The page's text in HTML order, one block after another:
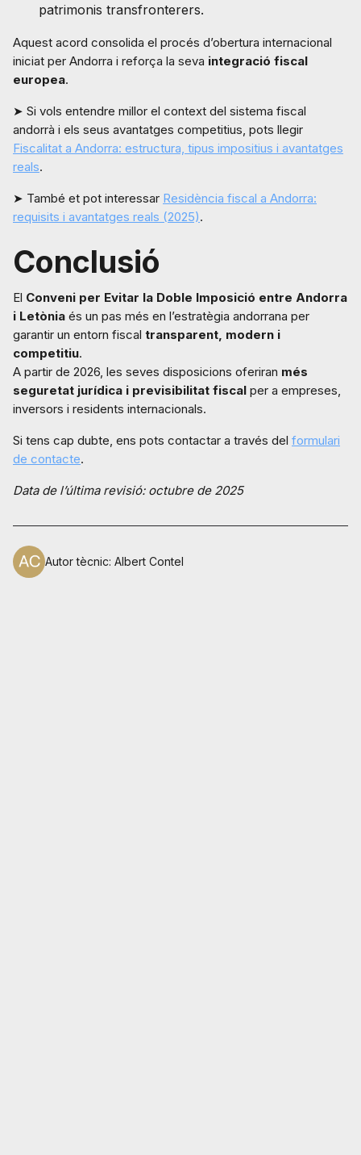
patrimonis transfronterers.
Aquest acord consolida el procés d’obertura internacional
iniciat per Andorra i reforça la seva integració fiscal
europea.
➤ Si vols entendre millor el context del sistema fiscal
andorrà i els seus avantatges competitius, pots llegir
Fiscalitat a Andorra: estructura, tipus impositius i avantatges
reals.
➤ També et pot interessar Residència fiscal a Andorra:
requisits i avantatges reals (2025).
Conclusió
El Conveni per Evitar la Doble Imposició entre Andorra
i Letònia és un pas més en l’estratègia andorrana per
garantir un entorn fiscal transparent, modern i
competitiu.
A partir de 2026, les seves disposicions oferiran més
seguretat jurídica i previsibilitat fiscal per a empreses,
inversors i residents internacionals.
Si tens cap dubte, ens pots contactar a través del formulari
de contacte.
Data de l’última revisió: octubre de 2025
Autor tècnic: Albert Contel